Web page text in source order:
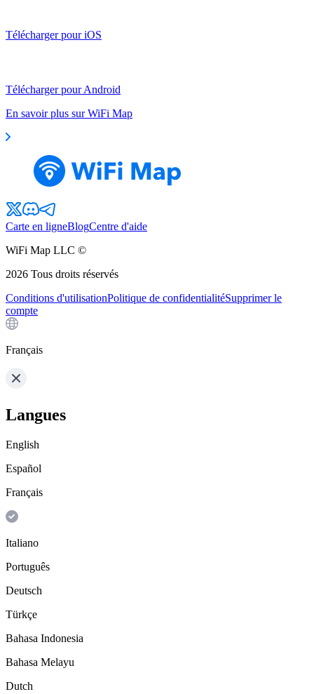
Télécharger pour iOS
Télécharger pour Android
En savoir plus sur WiFi Map
Carte en ligneBlogCentre d'aide
WiFi Map LLC ©
2026 Tous droits réservés
Conditions d'utilisationPolitique de confidentialitéSupprimer le
compte
Français
Langues
English
Español
Français
Italiano
Português
Deutsch
Türkçe
Bahasa Indonesia
Bahasa Melayu
Dutch